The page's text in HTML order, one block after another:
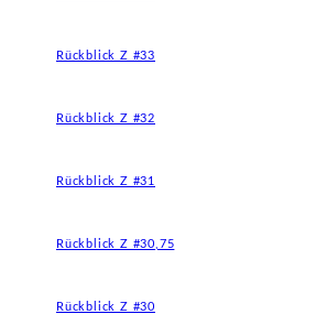
Rückblick Z #33
Rückblick Z #32
Rückblick Z #31
Rückblick Z #30,75
Rückblick Z #30